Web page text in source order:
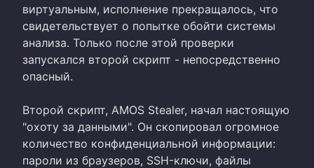
виртуальным, исполнение прекращалось, что
свидетельствует о попытке обойти системы
анализа. Только после этой проверки
запускался второй скрипт - непосредственно
опасный.
Второй скрипт, AMOS Stealer, начал настоящую
"охоту за данными". Он скопировал огромное
количество конфиденциальной информации:
пароли из браузеров, SSH-ключи, файлы